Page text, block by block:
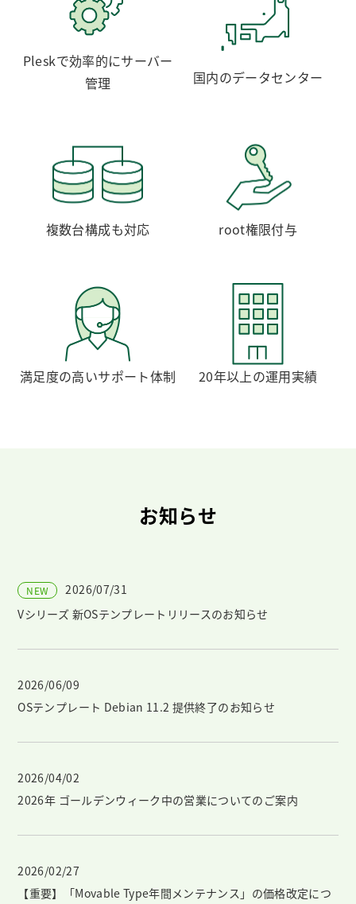
20年以上の運用実績
満足度の高いサポート体制
root権限付与
複数台構成も対応
国内のデータセンター
Pleskで効率的にサーバー
管理
お知らせ
NEW
2026/07/31
Vシリーズ 新OSテンプレートリリースのお知らせ
2026/06/09
OSテンプレート Debian 11.2 提供終了のお知らせ
2026/04/02
2026年 ゴールデンウィーク中の営業についてのご案内
2026/02/27
【重要】「Movable Type年間メンテナンス」の価格改定につ